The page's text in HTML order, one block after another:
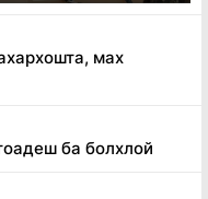
мах
ба болхлой